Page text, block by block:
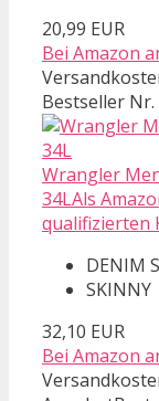
20,99 EUR
Bei Amazon
Bestseller Nr.
Wrangler
34LAls
qualifizierten
DENIM
SKINNY
32,10 EUR
Bei Amazon